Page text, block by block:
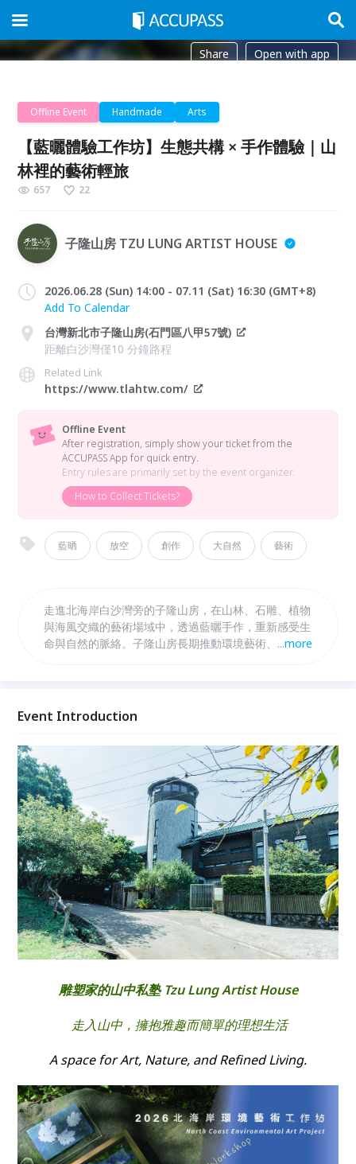
Share Open with app
Offline Event Handmade Arts
【藍曬體驗工作坊】生態共構 × 手作體驗｜山
林裡的藝術輕旅
657 22
子隆山房 TZU LUNG ARTIST HOUSE
2026.06.28 (Sun) 14:00 - 07.11 (Sat) 16:30 (GMT+8)
Add To Calendar
台灣新北市子隆山房(石門區八甲57號)
距離白沙灣僅10 分鐘路程
Related Link
https://www.tlahtw.com/
Offline Event
After registration, simply show your ticket from the
ACCUPASS App for quick entry.
Entry rules are primarily set by the event organizer.
How to Collect Tickets?
藍晒 放空 創作 大自然 藝術
走進北海岸白沙灣旁的子隆山房，在山林、石雕、植物
與海風交織的藝術場域中，透過藍曬手作，重新感受生
命與自然的脈絡。子隆山房長期推動環境藝術、藝術家
...more
Event Introduction
雕塑家的山中私塾 Tzu Lung Artist House
​ 走入山中，擁抱雅趣而簡單的理想生活
A space for Art, Nature, and Refined Living.